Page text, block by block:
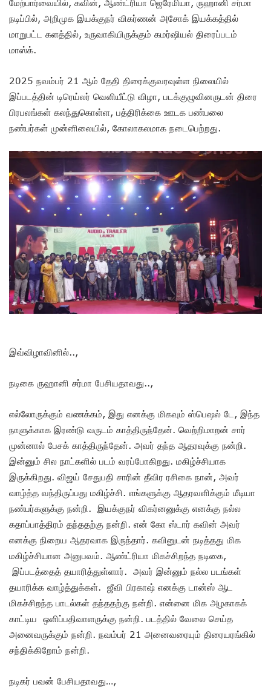
மேற்பார்வையில், கவின், ஆண்ட்ரியா ஜெரேமியா, ருஹானி சர்மா
நடிப்பில், அறிமுக இயக்குநர் விகர்ணன் அசோக் இயக்கத்தில்
மாறுபட்ட களத்தில், உருவாகியிருக்கும் கமர்ஷியல் திரைப்படம்
மாஸ்க்.
2025 நவம்பர் 21 ஆம் தேதி திரைக்குவரவுள்ள நிலையில்
இப்படத்தின் டிரெய்லர் வெளியீட்டு விழா, படக்குழுவினருடன் திரை
பிரபலங்கள் கலந்துகொள்ள, பத்திரிக்கை ஊடக பண்பலை
நண்பர்கள் முன்னிலையில், கோலாகலமாக நடைபெற்றது.
இவ்விழாவினில்..,
நடிகை ருஹானி சர்மா பேசியதாவது..,
எல்லோருக்கும் வணக்கம், இது எனக்கு மிகவும் ஸ்பெஷல் டே, இந்த
நாளுக்காக இரண்டு வருடம் காத்திருந்தேன். வெற்றிமாறன் சார்
முன்னால் பேசக் காத்திருந்தேன். அவர் தந்த ஆதரவுக்கு நன்றி.
இன்னும் சில நாட்களில் படம் வரப்போகிறது. மகிழ்ச்சியாக
இருக்கிறது. விஜய் சேதுபதி சாரின் தீவிர ரசிகை நான், அவர்
வாழ்த்த வந்திருப்பது மகிழ்ச்சி. எங்களுக்கு ஆதரவளிக்கும் மீடியா
நண்பர்களுக்கு நன்றி. இயக்குநர் விகர்னனுக்கு எனக்கு நல்ல
கதாப்பாத்திரம் தந்ததற்கு நன்றி. என் கோ ஸ்டார் கவின் அவர்
எனக்கு நிறைய ஆதரவாக இருந்தார். கவினுடன் நடித்தது மிக
மகிழ்ச்சியான அனுபவம். ஆண்ட்ரியா மிகச்சிறந்த நடிகை,
இப்படத்தைத் தயாரித்துள்ளார். அவர் இன்னும் நல்ல படங்கள்
தயாரிக்க வாழ்த்துக்கள். ஜீவி பிரகாஷ் எனக்கு டான்ஸ் ஆட
மிகச்சிறந்த பாடல்கள் தந்ததற்கு நன்றி. என்னை மிக அழகாகக்
காட்டிய ஒளிப்பதிவாளருக்கு நன்றி. படத்தில் வேலை செய்த
அனைவருக்கும் நன்றி. நவம்பர் 21 அனைவரையும் திரையரங்கில்
சந்திக்கிறோம் நன்றி.
நடிகர் பவன் பேசியதாவது…,